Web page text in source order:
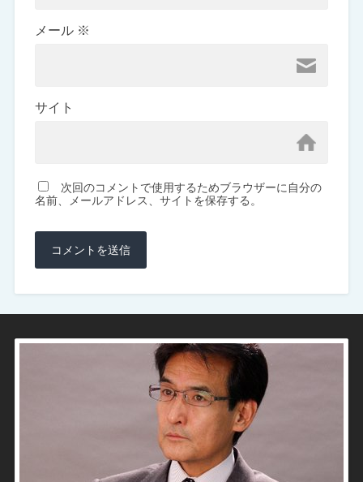
メール ※
サイト
次回のコメントで使用するためブラウザーに自分の
名前、メールアドレス、サイトを保存する。